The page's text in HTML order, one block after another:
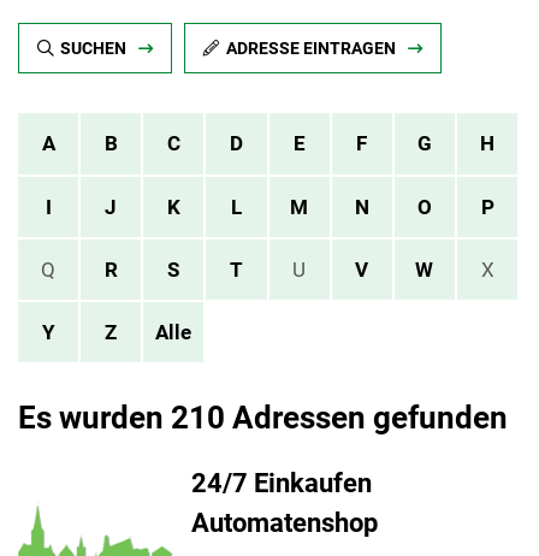
SUCHEN ADRESSE EINTRAGEN
A B C D E F G H
I J K L M N O P
Q R S T U V W X
Y Z Alle
Es wurden 210 Adressen gefunden
24/7 Einkaufen
Automatenshop